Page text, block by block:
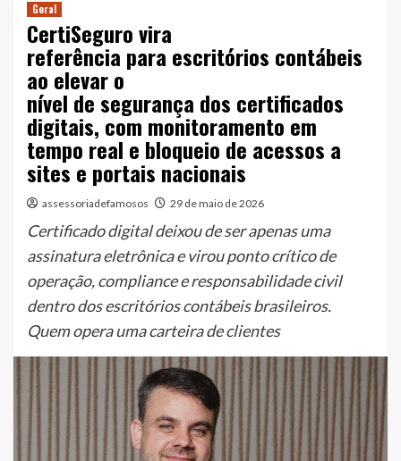
Geral
CertiSeguro vira
referência para escritórios contábeis
ao elevar o
nível de segurança dos certificados
digitais, com monitoramento em
tempo real e bloqueio de acessos a
sites e portais nacionais
assessoriadefamosos 29 de maio de 2026
Certificado digital deixou de ser apenas uma
assinatura eletrônica e virou ponto crítico de
operação, compliance e responsabilidade civil
dentro dos escritórios contábeis brasileiros.
Quem opera uma carteira de clientes